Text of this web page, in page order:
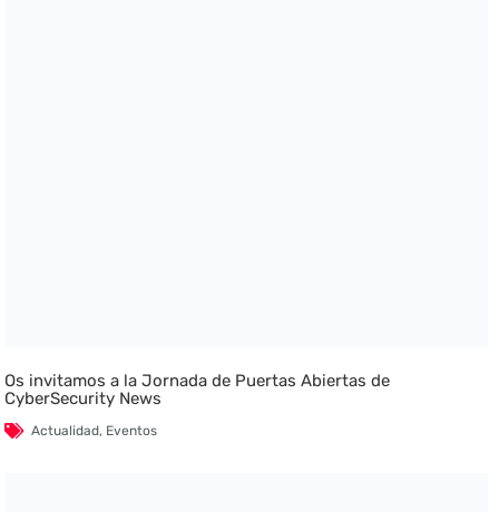
Os invitamos a la Jornada de Puertas Abiertas de
CyberSecurity News
Actualidad, Eventos